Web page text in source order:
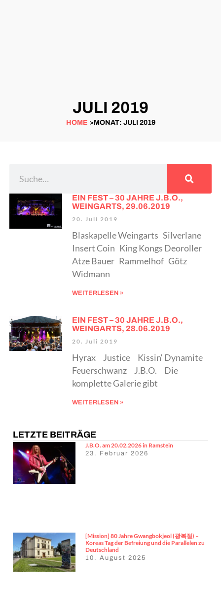
JULI 2019
HOME >MONAT: JULI 2019
EIN FEST – 30 JAHRE J.B.O.,
WEINGARTS, 29.06.2019
20. Juli 2019
Blaskapelle Weingarts Silverlane
Insert Coin King Kongs Deoroller
Atze Bauer Rammelhof Götz
Widmann
WEITERLESEN »
EIN FEST – 30 JAHRE J.B.O.,
WEINGARTS, 28.06.2019
20. Juli 2019
Hyrax Justice Kissin‘ Dynamite
Feuerschwanz J.B.O. Die
komplette Galerie gibt
WEITERLESEN »
LETZTE BEITRÄGE
J.B.O. am 20.02.2026 in Ramstein
23. Februar 2026
[Mission] 80 Jahre Gwangbokjeol (광복절) –
Koreas Tag der Befreiung und die Parallelen zu
Deutschland
10. August 2025